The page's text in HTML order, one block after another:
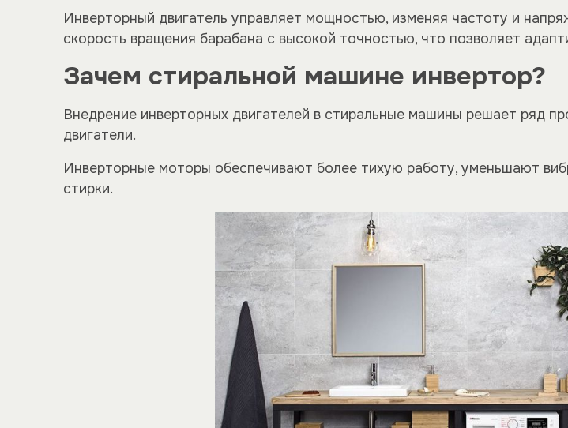
Инверторный двигатель управляет мощностью, изменяя частоту и
скорость вращения барабана с высокой точностью, что позволяет
Зачем стиральной машине инвертор?
Внедрение инверторных двигателей в стиральные машины решает ряд
двигатели.
Инверторные моторы обеспечивают более тихую работу, уменьшают
стирки.